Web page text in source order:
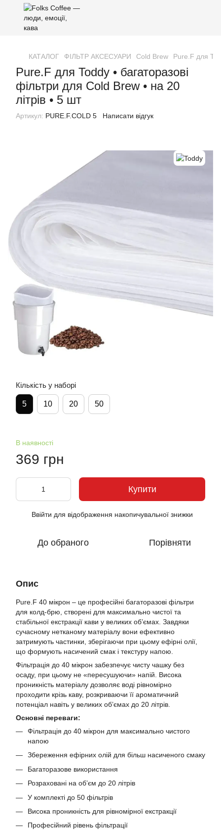
КАТАЛОГ ФІЛЬТР АКСЕСУАРИ Cold Brew Pure.F для
Pure.F для Toddy • багаторазові
фільтри для Cold Brew • на 20
літрів • 5 шт
Артикул: PURE.F.COLD 5 Написати відгук
Кількість у наборі
5 10 20 50
В наявності
369 грн
Купити
Ввійти для відображення накопичувальної знижки
До обраного Порівняти
Опис
Pure.F 40 мікрон – це професійні багаторазові фільтри
для колд-брю, створені для максимально чистої та
стабільної екстракції кави у великих об’ємах. Завдяки
сучасному нетканому матеріалу вони ефективно
затримують частинки, зберігаючи при цьому ефірні олії,
що формують насичений смак і текстуру напою.
Фільтрація до 40 мікрон забезпечує чисту чашку без
осаду, при цьому не «пересушуючи» напій. Висока
проникність матеріалу дозволяє воді рівномірно
проходити крізь каву, розкриваючи її ароматичний
потенціал навіть у великих об’ємах до 20 літрів.
Основні переваги:
Фільтрація до 40 мікрон для максимально чистого
напою
Збереження ефірних олій для більш насиченого смаку
Багаторазове використання
Розраховані на об’єм до 20 літрів
У комплекті до 50 фільтрів
Висока проникність для рівномірної екстракції
Професійний рівень фільтрації